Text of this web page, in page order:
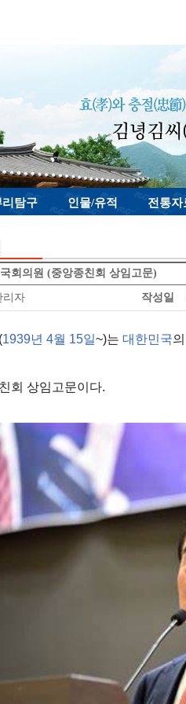
리탐구 인물/유적 전통자
회의원 (중앙종친회 상임고문)
리자 작성일
(1939년 4월 15일~)는 대한민국
회 상임고문이다.